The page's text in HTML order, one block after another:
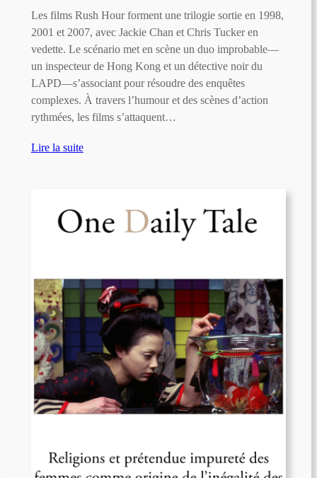
Les films Rush Hour forment une trilogie sortie en 1998,
2001 et 2007, avec Jackie Chan et Chris Tucker en
vedette. Le scénario met en scène un duo improbable—
un inspecteur de Hong Kong et un détective noir du
LAPD—s’associant pour résoudre des enquêtes
complexes. À travers l’humour et des scènes d’action
rythmées, les films s’attaquent…
Lire la suite